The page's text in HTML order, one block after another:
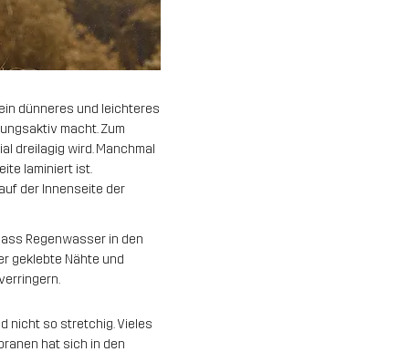
dünneres und leichteres
macht. Zum
dreilagig wird. Manchmal
laminiert ist.
der Innenseite der
Regenwasser in den
geklebte Nähte und
nicht so stretchig. Vieles
hat sich in den